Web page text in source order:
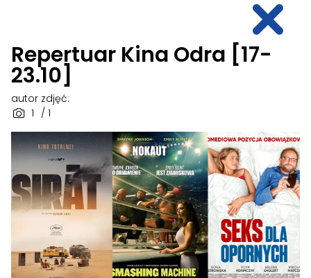
Repertuar Kina Odra [17-
23.10]
1 / 1
autor zdjęć: